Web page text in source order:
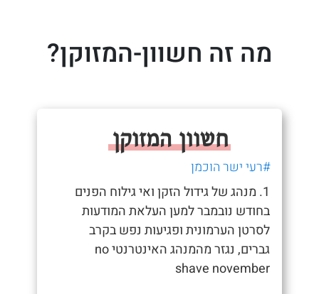
מה זה חשוון-המזוקן?
חשוון המזוקן
#רעי ישר הוכמן
1. מנהג של גידול הזקן ואי גילוח הפנים
בחודש נובמבר למען העלאת המודעות
לסרטן הערמונית ופגיעות נפש בקרב
גברים, נגזר מהמנהג האינטרנטי no
shave november